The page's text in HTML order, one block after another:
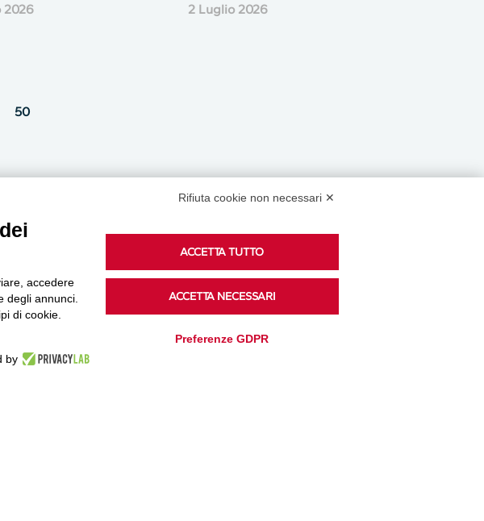
2026 2 Luglio 2026
50
Podcast
Rifiuta cookie non necessari ✕
accedere
degli annunci.
di cookie.
by
ACCETTA TUTTO
ACCETTA NECESSARI
Preferenze GDPR